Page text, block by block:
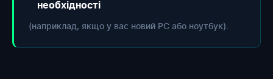
необхідності
(наприклад, якщо у вас новий РС або ноутбук).